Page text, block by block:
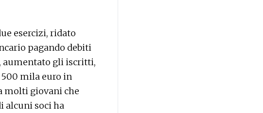
esercizi, ridato
pagando debiti
aumentato gli iscritti,
mila euro in
molti giovani che
alcuni soci ha